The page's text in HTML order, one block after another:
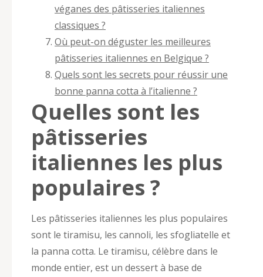
véganes des pâtisseries italiennes
classiques ?
Où peut-on déguster les meilleures
pâtisseries italiennes en Belgique ?
Quels sont les secrets pour réussir une
bonne panna cotta à l’italienne ?
Quelles sont les
pâtisseries
italiennes les plus
populaires ?
Les pâtisseries italiennes les plus populaires
sont le tiramisu, les cannoli, les sfogliatelle et
la panna cotta. Le tiramisu, célèbre dans le
monde entier, est un dessert à base de